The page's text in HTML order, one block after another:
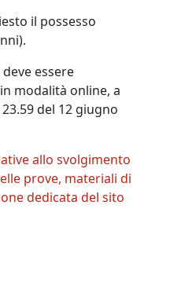
il possesso
essere
modalità online, a
del 12 giugno
allo svolgimento
prove, materiali di
dedicata del sito